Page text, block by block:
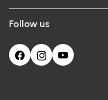
Follow us